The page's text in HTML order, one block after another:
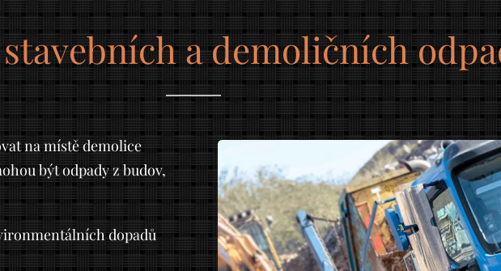
a demoličních
na místě demolice
být odpady z budov,
dopadů